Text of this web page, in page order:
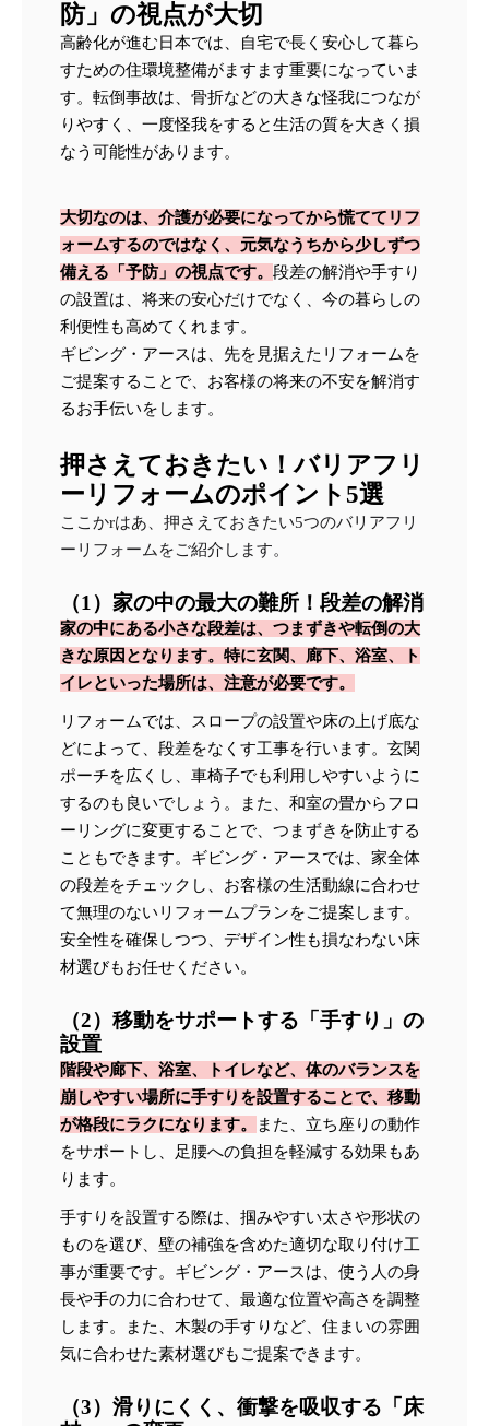
防」の視点が大切
高齢化が進む日本では、自宅で長く安心して暮ら
すための住環境整備がますます重要になっていま
す。転倒事故は、骨折などの大きな怪我につなが
りやすく、一度怪我をすると生活の質を大きく損
なう可能性があります。
大切なのは、介護が必要になってから慌ててリフ
ォームするのではなく、元気なうちから少しずつ
備える「予防」の視点です。 段差の解消や手すり
の設置は、将来の安心だけでなく、今の暮らしの
利便性も高めてくれます。
ギビング・アースは、先を見据えたリフォームを
ご提案することで、お客様の将来の不安を解消す
るお手伝いをします。
押さえておきたい！バリアフリ
ーリフォームのポイント5選
ここかrはあ、押さえておきたい5つのバリアフリ
ーリフォームをご紹介します。
（1）家の中の最大の難所！段差の解消
家の中にある小さな段差は、つまずきや転倒の大
きな原因となります。特に玄関、廊下、浴室、ト
イレといった場所は、注意が必要です。
リフォームでは、スロープの設置や床の上げ底な
どによって、段差をなくす工事を行います。玄関
ポーチを広くし、車椅子でも利用しやすいように
するのも良いでしょう。また、和室の畳からフロ
ーリングに変更することで、つまずきを防止する
こともできます。ギビング・アースでは、家全体
の段差をチェックし、お客様の生活動線に合わせ
て無理のないリフォームプランをご提案します。
安全性を確保しつつ、デザイン性も損なわない床
材選びもお任せください。
（2）移動をサポートする「手すり」の
設置
階段や廊下、浴室、トイレなど、体のバランスを
崩しやすい場所に手すりを設置することで、移動
が格段にラクになります。
また、立ち座りの動作
をサポートし、足腰への負担を軽減する効果もあ
ります。
手すりを設置する際は、掴みやすい太さや形状の
ものを選び、壁の補強を含めた適切な取り付け工
事が重要です。ギビング・アースは、使う人の身
長や手の力に合わせて、最適な位置や高さを調整
します。また、木製の手すりなど、住まいの雰囲
気に合わせた素材選びもご提案できます。
（3）滑りにくく、衝撃を吸収する「床